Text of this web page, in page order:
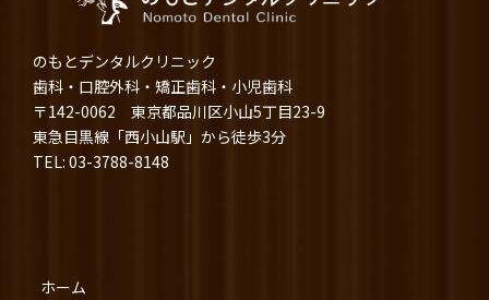
のもとデンタルクリニック
歯科・口腔外科・矯正歯科・小児歯科
〒142-0062 東京都品川区小山5丁目23-9
東急目黒線「西小山駅」から徒歩3分
TEL: 03-3788-8148
ホーム